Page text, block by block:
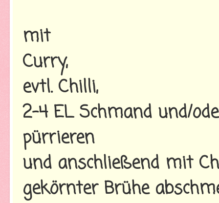
mit
Curry,
evtl. Chilli,
2-4 EL Schmand und/
pürrieren
und anschließend mit
gekörnter Brühe